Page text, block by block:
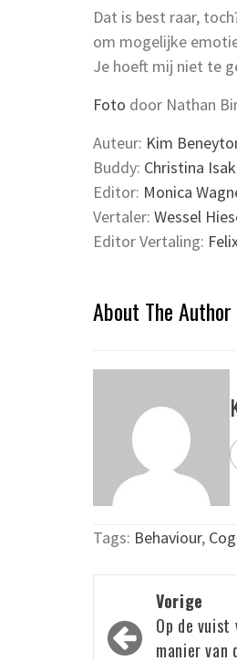
Dat is best raar,
om mogelijke
Je hoeft mij niet te
Foto door Nathan
Auteur: Kim
Buddy: Christina
Editor: Monica
Vertaler: Wessel
Editor Vertaling:
About The Author
Tags: Behaviour,
Bericht
navigatie
Vorige
Op de vuist
manier van